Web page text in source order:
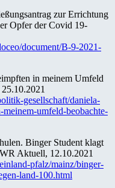
zur Errichtung
Opfer der Covid 19-
document/B-9-2021-
in meinem Umfeld
gesellschaft/daniela-
umfeld-beobachte-
Binger Student klagt
Aktuell, 12.10.2021
pfalz/mainz/binger-
land-100.html